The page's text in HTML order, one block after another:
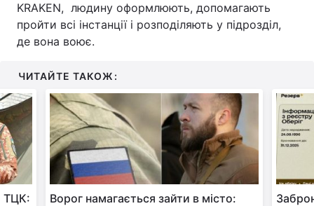
KRAKEN, людину оформлюють, допомагають
пройти всі інстанції і розподіляють у підрозділ,
де вона воює.
ЧИТАЙТЕ ТАКОЖ:
ТЦК:
Ворог намагається зайти в місто: